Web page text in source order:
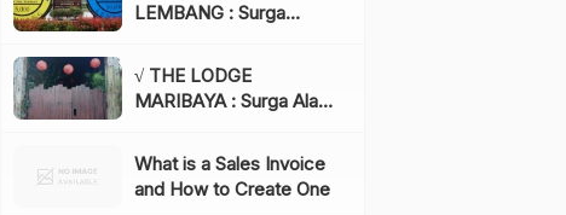
LEMBANG : Surga
di Bandung yang Wajib
Dikunjungi, Info & Harga
Tiket
√ THE LODGE
MARIBAYA : Surga Alam
Lembang yang Wajib
Dikunjungi!, Info & Harga
Tiket
What is a Sales Invoice
and How to Create One